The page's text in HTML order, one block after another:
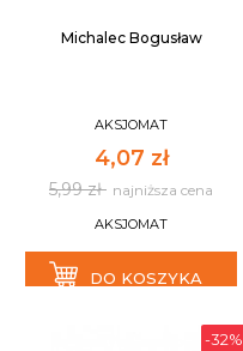
Michalec Bogusław
AKSJOMAT
4,07 zł
5,99 zł najniższa cena
AKSJOMAT
DO KOSZYKA
-32%